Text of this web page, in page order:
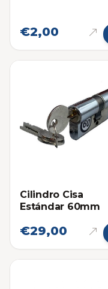
€2,00
Cilindro Cisa
Estándar 60mm
€29,00